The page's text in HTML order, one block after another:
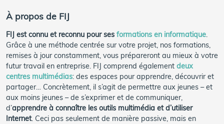
À propos de FIJ
FIJ est connu et reconnu pour ses formations en informatique.
Grâce à une méthode centrée sur votre projet, nos formations,
remises à jour constamment, vous prépareront au mieux à votre
futur travail en entreprise. FIJ comprend également deux
centres multimédias: des espaces pour apprendre, découvrir et
partager… Concrètement, il s’agit de permettre aux jeunes – et
aux moins jeunes – de s’exprimer et de communiquer,
d’apprendre à connaître les outils multimédia et d’utiliser
Internet. Ceci pas seulement de manière passive, mais en